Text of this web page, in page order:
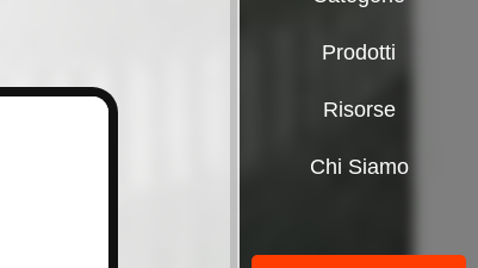
Prodotti
Risorse
Chi Siamo